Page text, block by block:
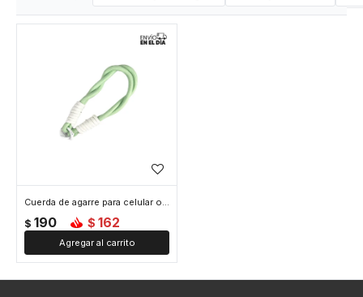
Cuerda de agarre para celular o llaves - Verde
$ 190 $ 162